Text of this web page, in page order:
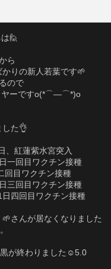
🙋
ら
りの新人若葉です🌱
ので
ヤーですo(*⌒―⌒*)o
た👌
、紅蓮紫水宮突入
一回目ワクチン接種
回目ワクチン接種
三回目ワクチン接種
四回目ワクチン接種
さんが居なくなりました
が終わりました☺️5.0